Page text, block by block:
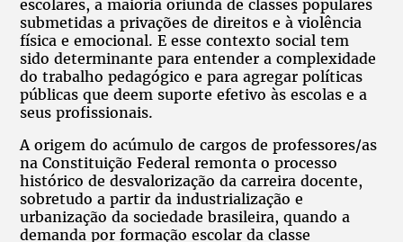
escolares, a maioria oriunda de classes populares
submetidas a privações de direitos e à violência
física e emocional. E esse contexto social tem
sido determinante para entender a complexidade
do trabalho pedagógico e para agregar políticas
públicas que deem suporte efetivo às escolas e a
seus profissionais.
A origem do acúmulo de cargos de professores/as
na Constituição Federal remonta o processo
histórico de desvalorização da carreira docente,
sobretudo a partir da industrialização e
urbanização da sociedade brasileira, quando a
demanda por formação escolar da classe